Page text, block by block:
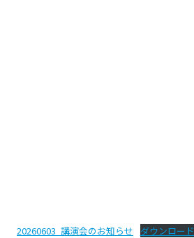
20260603_講演会のお知らせ ダウンロード